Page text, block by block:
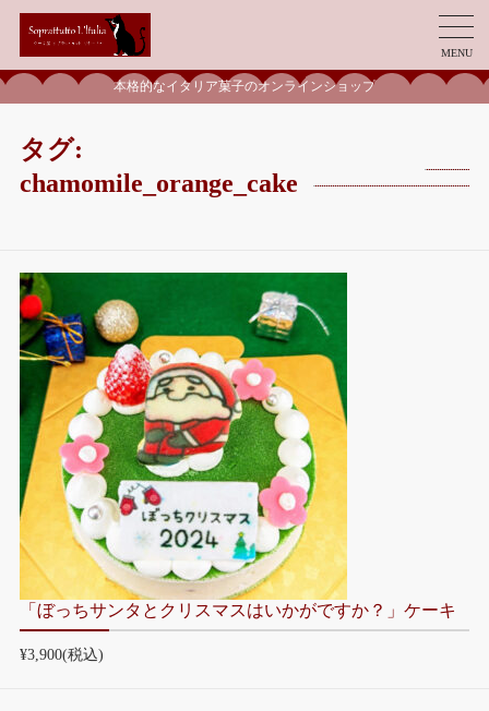
MENU
本格的なイタリア菓子のオンラインショップ
タグ:
chamomile_orange_cake
「ぼっちサンタとクリスマスはいかがですか？」ケーキ
¥3,900(税込)